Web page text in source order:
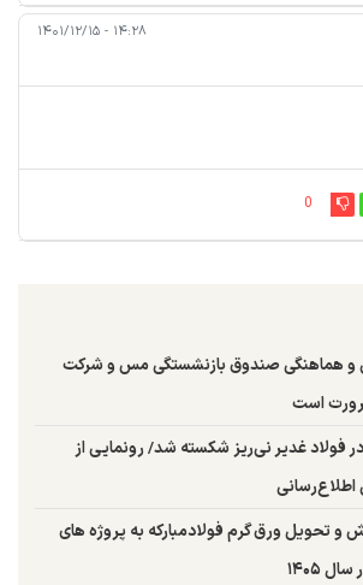
۱۴:۲۸ - ۱۴۰۱/۱۲/۱۵
0
و هماهنگی صندوق بازنشستگی مس و شرکت
است
فولاد غدیر نی‌ریز شکسته شد/ رونمایی از
اطلاع‌رسانی
و تحویل ورق گرم فولادمبارکه به پروژه های
۱۴۰۵